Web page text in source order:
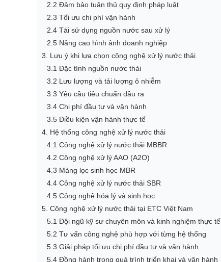
2.2 Đảm bảo tuân thủ quy định pháp luật
2.3 Tối ưu chi phí vận hành
2.4 Tái sử dụng nguồn nước sau xử lý
2.5 Nâng cao hình ảnh doanh nghiệp
3. Lưu ý khi lựa chọn công nghệ xử lý nước thải
3.1 Đặc tính nguồn nước thải
3.2 Lưu lượng và tải lượng ô nhiễm
3.3 Yêu cầu tiêu chuẩn đầu ra
3.4 Chi phí đầu tư và vận hành
3.5 Điều kiện vận hành thực tế
4. Hệ thống công nghệ xử lý nước thải
4.1 Công nghệ xử lý nước thải MBBR
4.2 Công nghệ xử lý AAO (A2O)
4.3 Màng lọc sinh học MBR
4.4 Công nghệ xử lý nước thải SBR
4.5 Công nghệ hóa lý và sinh học
5. Công nghệ xử lý nước thải tại ETC Việt Nam
5.1 Đội ngũ kỹ sư chuyên môn và kinh nghiệm thực tế
5.2 Tư vấn công nghệ phù hợp với từng hệ thống
5.3 Giải pháp tối ưu chi phí đầu tư và vận hành
5.4 Đồng hành trong quá trình triển khai và vận hành